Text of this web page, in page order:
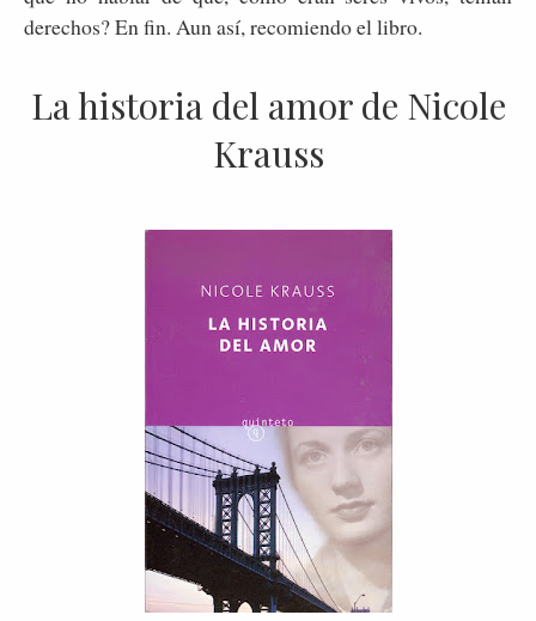
derechos? En fin. Aun así, recomiendo el libro.
La historia del amor de Nicole
Krauss